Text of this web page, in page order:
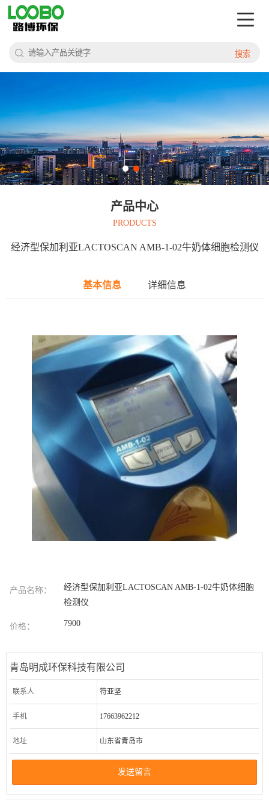
搜索
产品中心
PRODUCTS
经济型保加利亚LACTOSCAN AMB-1-02牛奶体细胞检测仪
基本信息 详细信息
产品名称：
经济型保加利亚LACTOSCAN AMB-1-02牛奶体细胞
检测仪
价格： 7900
青岛明成环保科技有限公司
联系人 符亚坚
手机 17663962212
地址 山东省青岛市
发送留言